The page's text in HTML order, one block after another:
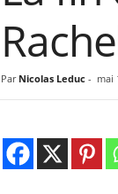
Par Nicolas Leduc- mai